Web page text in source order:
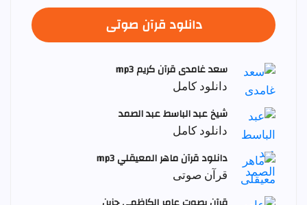
دانلود قرآن صوتی
سعد غامدی قرآن کریم mp3
دانلود کامل
شيخ عبد الباسط عبد الصمد
دانلود کامل
دانلود قرآن ماهر المعيقلي mp3
قرآن صوتی